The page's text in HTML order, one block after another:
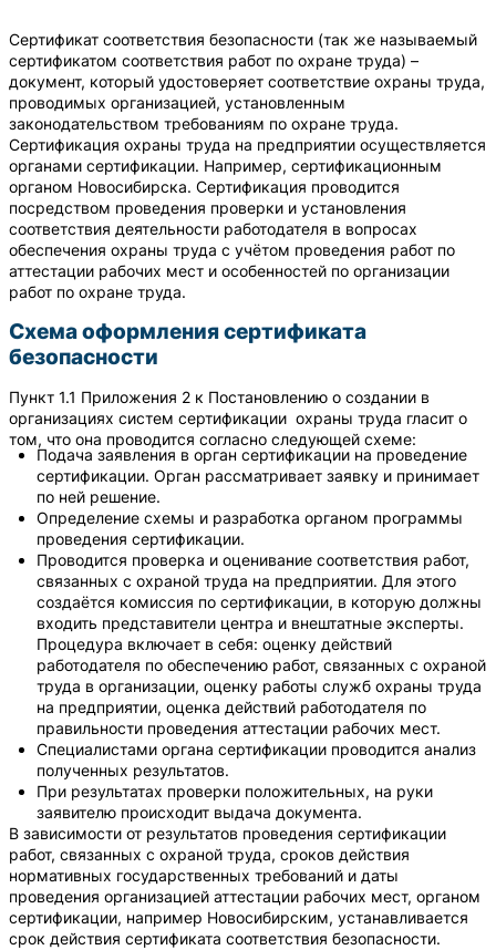
Сертификат соответствия безопасности (так же называемый
сертификатом соответствия работ по охране труда) –
документ, который удостоверяет соответствие охраны труда,
проводимых организацией, установленным
законодательством требованиям по охране труда.
Сертификация охраны труда на предприятии осуществляется
органами сертификации. Например, сертификационным
органом Новосибирска. Сертификация проводится
посредством проведения проверки и установления
соответствия деятельности работодателя в вопросах
обеспечения охраны труда с учётом проведения работ по
аттестации рабочих мест и особенностей по организации
работ по охране труда.
Схема оформления сертификата
безопасности
Пункт 1.1 Приложения 2 к Постановлению о создании в
организациях систем сертификации охраны труда гласит о
том, что она проводится согласно следующей схеме:
Подача заявления в орган сертификации на проведение
сертификации. Орган рассматривает заявку и принимает
по ней решение.
Определение схемы и разработка органом программы
проведения сертификации.
Проводится проверка и оценивание соответствия работ,
связанных с охраной труда на предприятии. Для этого
создаётся комиссия по сертификации, в которую должны
входить представители центра и внештатные эксперты.
Процедура включает в себя: оценку действий
работодателя по обеспечению работ, связанных с охраной
труда в организации, оценку работы служб охраны труда
на предприятии, оценка действий работодателя по
правильности проведения аттестации рабочих мест.
Специалистами органа сертификации проводится анализ
полученных результатов.
При результатах проверки положительных, на руки
заявителю происходит выдача документа.
В зависимости от результатов проведения сертификации
работ, связанных с охраной труда, сроков действия
нормативных государственных требований и даты
проведения организацией аттестации рабочих мест, органом
сертификации, например Новосибирским, устанавливается
срок действия сертификата соответствия безопасности.